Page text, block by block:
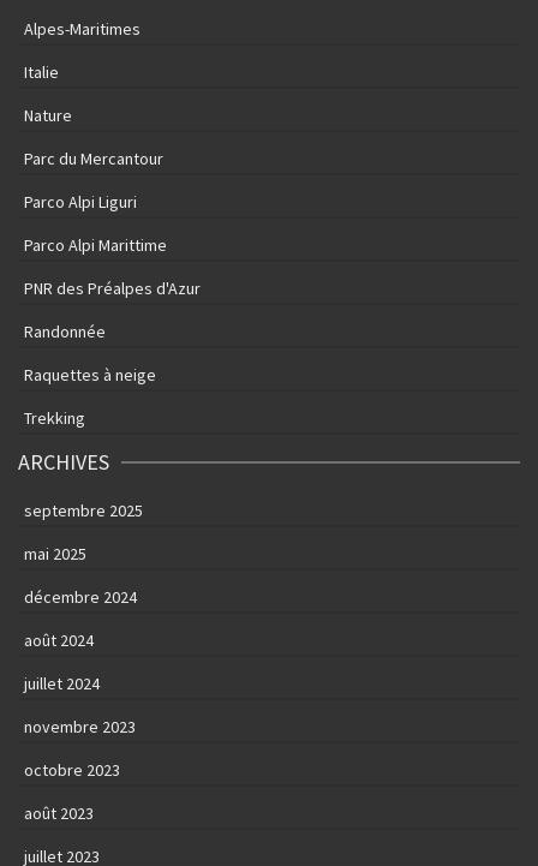
Alpes-Maritimes
Italie
Nature
Parc du Mercantour
Parco Alpi Liguri
Parco Alpi Marittime
PNR des Préalpes d'Azur
Randonnée
Raquettes à neige
Trekking
ARCHIVES
septembre 2025
mai 2025
décembre 2024
août 2024
juillet 2024
novembre 2023
octobre 2023
août 2023
juillet 2023